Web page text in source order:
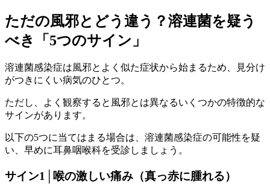
ただの風邪とどう違う？溶連菌を疑う
べき「5つのサイン」
溶連菌感染症は風邪とよく似た症状から始まるため、見分け
がつきにくい病気のひとつ。
ただし、よく観察すると風邪とは異なるいくつかの特徴的な
サインがあります。
以下の5つに当てはまる場合は、溶連菌感染症の可能性を疑
い、早めに耳鼻咽喉科を受診しましょう。
サイン1│喉の激しい痛み（真っ赤に腫れる）